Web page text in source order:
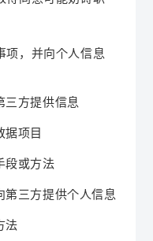
项，并向个人信息
三方提供信息
据项目
段或方法
第三方提供个人信息
法